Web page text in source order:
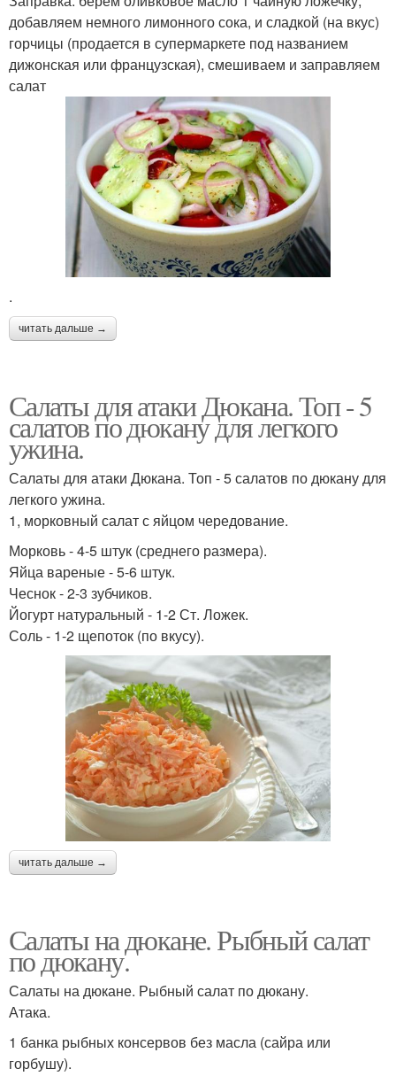
добавляем немного лимонного сока, и сладкой (на вкус)
горчицы (продается в супермаркете под названием
дижонская или французская), смешиваем и заправляем
салат
.
читать дальше →
Салаты для атаки Дюкана. Топ - 5
салатов по дюкану для легкого
ужина.
Салаты для атаки Дюкана. Топ - 5 салатов по дюкану для
легкого ужина.
1, морковный салат с яйцом чередование.
Морковь - 4-5 штук (среднего размера).
Яйца вареные - 5-6 штук.
Чеснок - 2-3 зубчиков.
Йогурт натуральный - 1-2 Ст. Ложек.
Соль - 1-2 щепоток (по вкусу).
читать дальше →
Салаты на дюкане. Рыбный салат
по дюкану.
Салаты на дюкане. Рыбный салат по дюкану.
Атака.
1 банка рыбных консервов без масла (сайра или
горбушу).